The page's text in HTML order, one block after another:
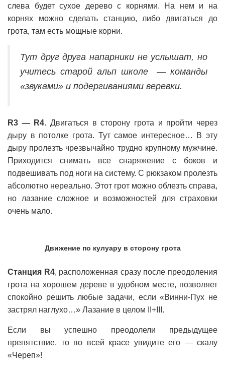
слева будет сухое дерево с корнями. На нем и на
корнях можно сделать станцию, либо двигаться до
грота, там есть мощные корни.
Тут друг друга напарники не услышат, но
учитесь старой альп школе — команды
«звуками» и подергиваниями веревки.
R3 — R4. Двигаться в сторону грота и пройти через
дыру в потолке грота. Тут самое интересное… В эту
дыру пролезть чрезвычайно трудно крупному мужчине.
Приходится снимать все снаряжение с боков и
подвешивать под ноги на систему. С рюкзаком пролезть
абсолютно нереально. Этот грот можно облезть справа,
но лазание сложное и возможностей для страховки
очень мало.
Движение по кулуару в сторону грота
Станция R4, расположенная сразу после преодоления
грота на хорошем дереве в удобном месте, позволяет
спокойно решить любые задачи, если «Винни-Пух не
застрял наглухо…» Лазание в целом II+III.
Если вы успешно преодолели предыдущее
препятствие, то во всей красе увидите его — скалу
«Череп»!